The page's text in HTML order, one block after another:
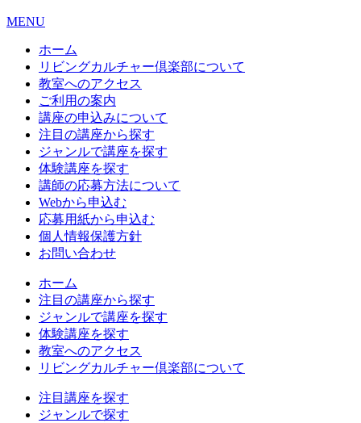
MENU
ホーム
リビングカルチャー倶楽部について
教室へのアクセス
ご利用の案内
講座の申込みについて
注目の講座から探す
ジャンルで講座を探す
体験講座を探す
講師の応募方法について
Webから申込む
応募用紙から申込む
個人情報保護方針
お問い合わせ
ホーム
注目の講座から探す
ジャンルで講座を探す
体験講座を探す
教室へのアクセス
リビングカルチャー倶楽部について
注目講座を探す
ジャンルで探す